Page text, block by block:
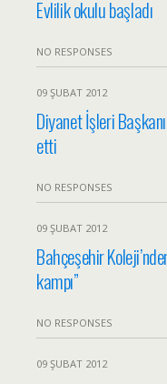
Evlilik okulu başladı
NO RESPONSES
09 ŞUBAT 2012
Diyanet İşleri
etti
NO RESPONSES
09 ŞUBAT 2012
Bahçeşehir
kampı”
NO RESPONSES
09 ŞUBAT 2012